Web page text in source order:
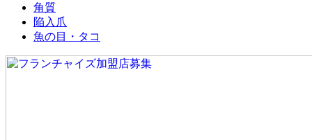
角質
陥入爪
魚の目・タコ